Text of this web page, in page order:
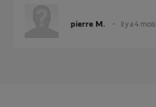
pierre M. il y a 4 mois